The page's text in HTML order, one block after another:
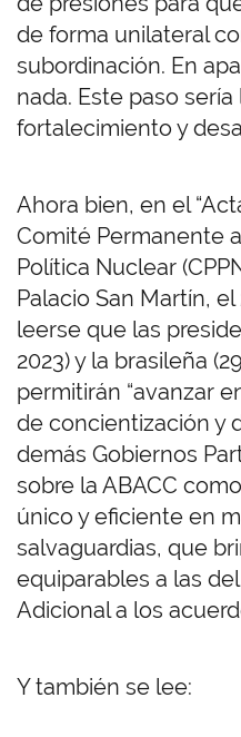
de forma unilateral
subordinación. En
nada. Este paso
fortalecimiento y
Ahora bien, en el
Comité Permanente
Política Nuclear
Palacio San Martín,
leerse que las
2023) y la brasileña
permitirán “avanzar
de concientización y
demás Gobiernos
sobre la ABACC
único y eficiente en
salvaguardias, que
equiparables a las
Adicional a los
Y también se lee: